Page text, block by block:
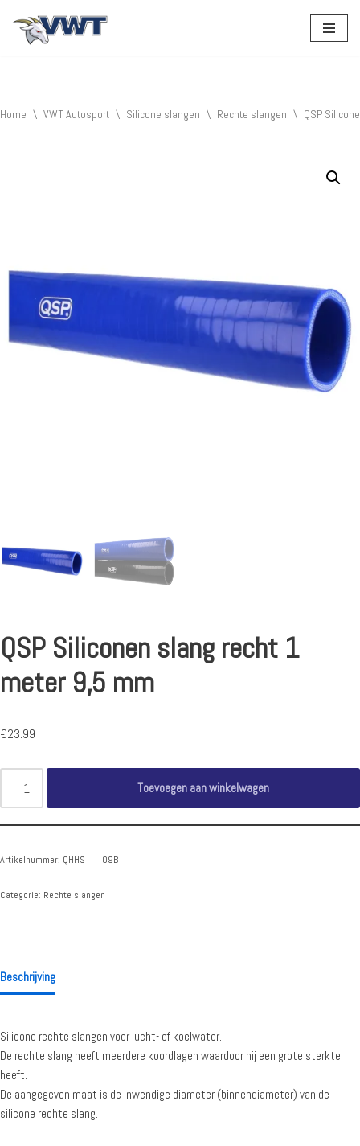
Home \ VWT Autosport \ Silicone slangen \ Rechte slangen \ QSP
QSP Siliconen slang recht 1
meter 9,5 mm
€23.99
Toevoegen aan winkelwagen
Artikelnummer: QHHS___09B
Categorie: Rechte slangen
Beschrijving
Silicone rechte slangen voor lucht- of koelwater.
De rechte slang heeft meerdere koordlagen waardoor hij een grote sterkte
heeft.
De aangegeven maat is de inwendige diameter (binnendiameter) van de
silicone rechte slang.